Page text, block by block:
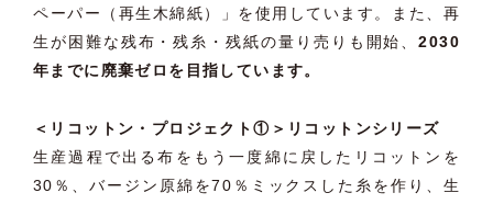
ペーパー（再生木綿紙）」を使用しています。また、再
生が困難な残布・残糸・残紙の量り売りも開始、2030
年までに廃棄ゼロを目指しています。
＜リコットン・プロジェクト①＞リコットンシリーズ
生産過程で出る布をもう一度綿に戻したリコットンを
30％、バージン原綿を70％ミックスした糸を作り、生